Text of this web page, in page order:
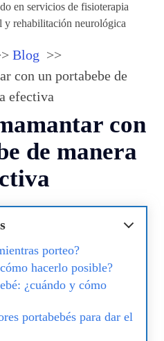
en servicios de fisioterapia
y rehabilitación neurológica
Blog
con un portabebe de
efectiva
con
de manera
porteo?
hacerlo posible?
¿cuándo y cómo
portabebés para dar el